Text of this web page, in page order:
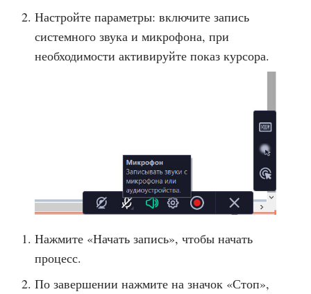
Настройте параметры: включите запись
системного звука и микрофона, при
необходимости активируйте показ курсора.
Нажмите «Начать запись», чтобы начать
процесс.
По завершении нажмите на значок «Стоп»,